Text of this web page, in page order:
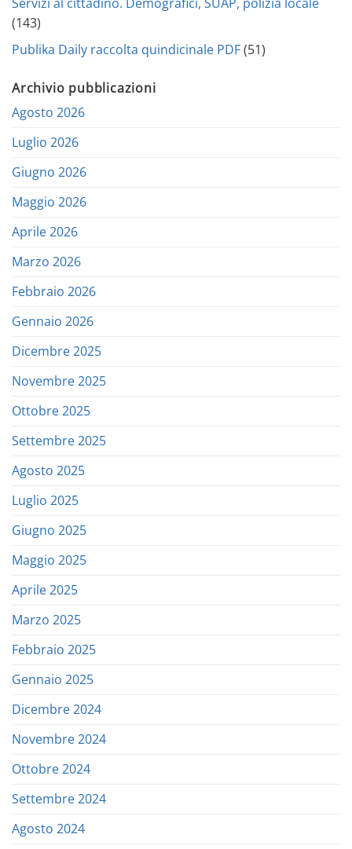
(143)
Publika Daily raccolta quindicinale PDF(51)
Archivio pubblicazioni
Agosto 2026
Luglio 2026
Giugno 2026
Maggio 2026
Aprile 2026
Marzo 2026
Febbraio 2026
Gennaio 2026
Dicembre 2025
Novembre 2025
Ottobre 2025
Settembre 2025
Agosto 2025
Luglio 2025
Giugno 2025
Maggio 2025
Aprile 2025
Marzo 2025
Febbraio 2025
Gennaio 2025
Dicembre 2024
Novembre 2024
Ottobre 2024
Settembre 2024
Agosto 2024